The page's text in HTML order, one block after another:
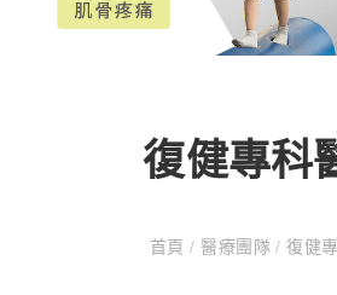
復健專科
首頁/ 醫療團隊/ 復健